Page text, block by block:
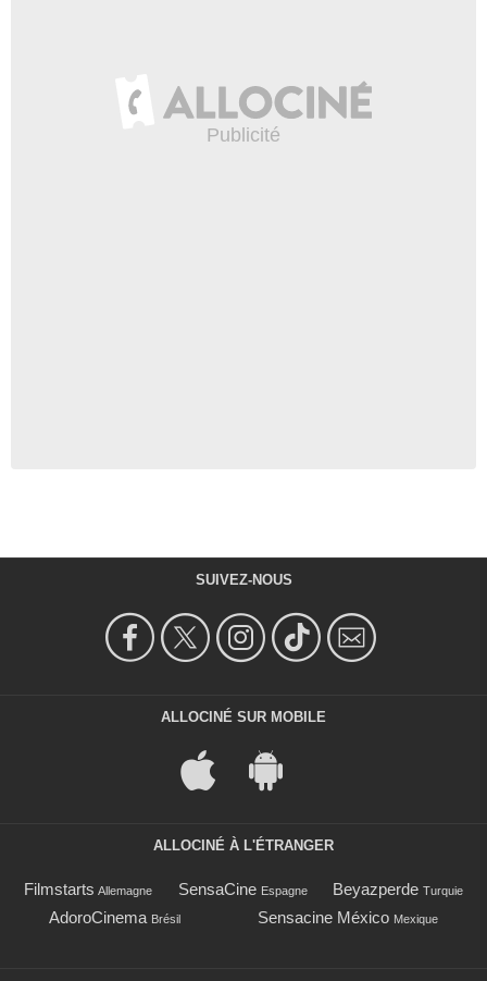
SUIVEZ-NOUS
ALLOCINÉ SUR MOBILE
ALLOCINÉ À L'ÉTRANGER
Filmstarts Allemagne SensaCine Espagne Beyazperde Turquie
AdoroCinema Brésil Sensacine México Mexique